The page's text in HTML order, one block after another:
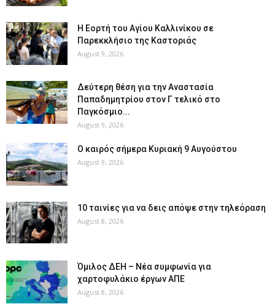
H Εορτή του Αγίου Καλλινίκου σε
Παρεκκλήσιο της Καστοριάς
August 9, 2026
Δεύτερη θέση για την Αναστασία
Παπαδημητρίου στον Γ τελικό στο
Παγκόσμιο...
August 9, 2026
Ο καιρός σήμερα Κυριακή 9 Αυγούστου
August 9, 2026
10 ταινίες για να δεις απόψε στην τηλεόραση
August 8, 2026
Όμιλος ΔΕΗ – Νέα συμφωνία για
χαρτοφυλάκιο έργων ΑΠΕ
August 8, 2026